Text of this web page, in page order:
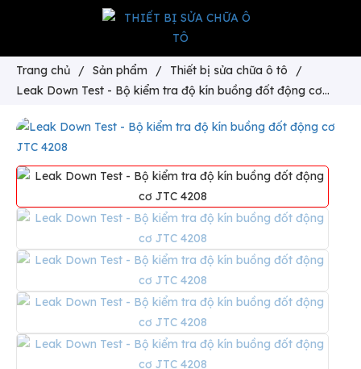
Trang chủ / Sản phẩm / Thiết bị sửa chữa ô tô
/
Leak Down Test - Bộ kiểm tra độ kín buồng đốt động cơ